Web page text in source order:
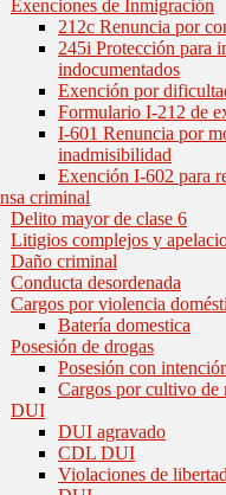
Exenciones de Inmigración
212c Renuncia por
245i Protección para
indocumentados
Exención por
Formulario I-212 de
I-601 Renuncia por
inadmisibilidad
Exención I-602 para
criminal
Delito mayor de clase 6
Litigios complejos y
Daño criminal
Conducta desordenada
Cargos por violencia
Batería domestica
Posesión de drogas
Posesión con
Cargos por cultivo de
DUI
DUI agravado
CDL DUI
Violaciones de